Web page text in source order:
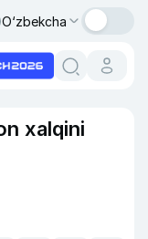
O‘zbekcha
xalqini